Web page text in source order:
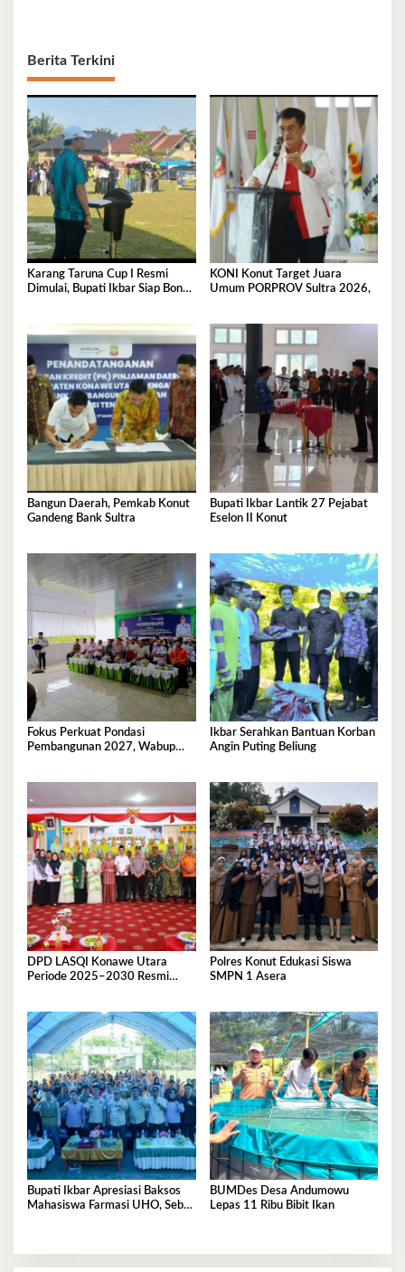
Berita Terkini
Karang Taruna Cup I Resmi
Dimulai, Bupati Ikbar Siap Bonus
KONI Konut Target Juara
Umum PORPROV Sultra 2026,
Bangun Daerah, Pemkab Konut
Gandeng Bank Sultra
Bupati Ikbar Lantik 27 Pejabat
Eselon II Konut
Fokus Perkuat Pondasi
Pembangunan 2027, Wabup
Ikbar Serahkan Bantuan Korban
Angin Puting Beliung
DPD LASQI Konawe Utara
Periode 2025–2030 Resmi
Polres Konut Edukasi Siswa
SMPN 1 Asera
Bupati Ikbar Apresiasi Baksos
Mahasiswa Farmasi UHO, Sebut
BUMDes Desa Andumowu
Lepas 11 Ribu Bibit Ikan